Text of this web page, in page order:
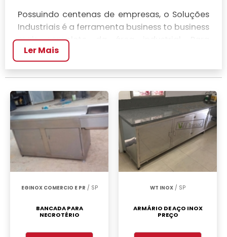
Possuindo centenas de empresas, o Soluções
Industriais é a ferramenta business to business
mais completo da área industrial. Para
realizar um orçamento de Venda de estante
de aço Sacomã, clique em um ou mais dos
anuciantes a seguir:
Ler Mais
EGINOX COMERCIO E PR / SP
BANCADA PARA
NECROTÉRIO
WT INOX / SP
ARMÁRIO DE AÇO INOX
PREÇO